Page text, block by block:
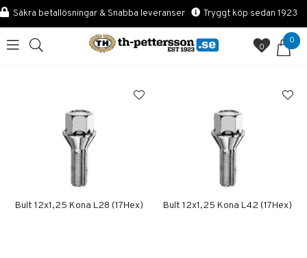
Säkra betallösningar & Snabba leveranser Tryggt köp sedan 1923
0
0
Bult 12x1,25 Kona L28 (17Hex) Bult 12x1,25 Kona L42 (17Hex)